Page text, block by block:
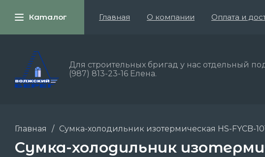
Каталог Главная О компании Оплата и
Для строительных бригад у нас отдельный
(987) 813-23-16 Елена.
Главная / Сумка-холодильник изотермическая HS-FYCB-
Сумка-холодильник